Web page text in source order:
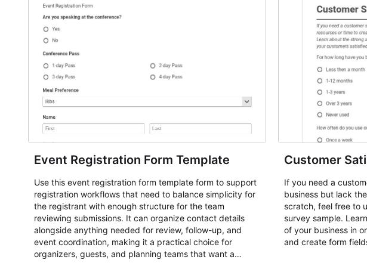
Event Registration Form Template
Use this event registration form template form to support
registration workflows that need to balance simplicity for
the registrant with enough structure for the team
reviewing submissions. It can organize contact details
alongside anything needed for review, follow-up, and
event coordination, making it a practical choice for
organizers, guests, and planning teams that want a
Customer
If you need a
business but lack
scratch, feel free to
survey sample.
of your business in
and create form